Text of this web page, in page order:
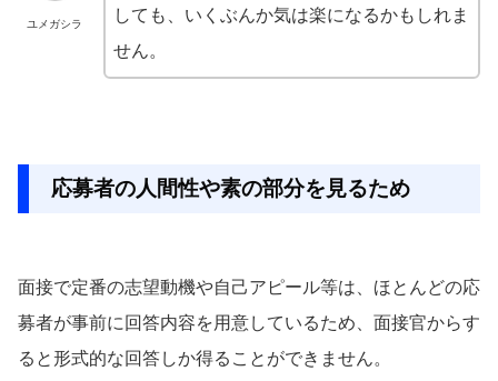
ユメガシラ
しても、いくぶんか気は楽になるかもしれま
せん。
応募者の人間性や素の部分を見るため
面接で定番の志望動機や自己アピール等は、ほとんどの応
募者が事前に回答内容を用意しているため、面接官からす
ると形式的な回答しか得ることができません。